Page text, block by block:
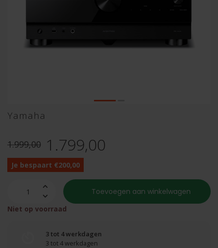
Yamaha
1.999,00 1.799,00
Je bespaart €200,00
Toevoegen aan winkelwagen
Niet op voorraad
3 tot 4 werkdagen
3 tot 4 werkdagen